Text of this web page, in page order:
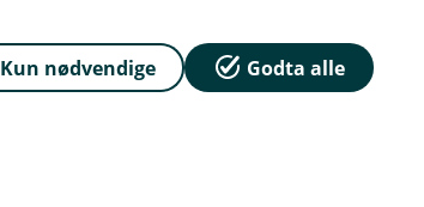
2. kvartal 2021
Kun nødvendige Godta alle